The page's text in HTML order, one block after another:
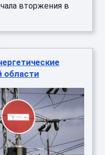
вторжения в
области